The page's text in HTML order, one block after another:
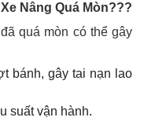
Nâng Quá Mòn???
quá mòn có thể gây
bánh, gây tai nạn lao
suất vận hành.